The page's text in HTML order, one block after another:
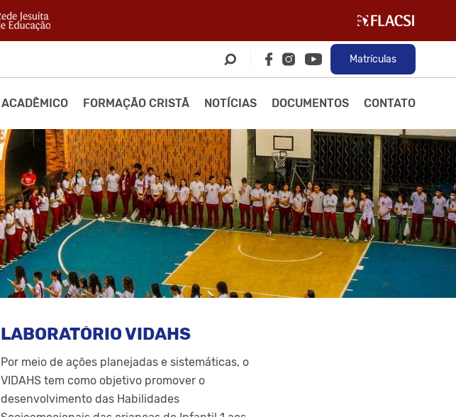
Matrículas
ACADÊMICO FORMAÇÃO CRISTÃ NOTÍCIAS DOCUMENTOS CONTATO
LABORATÓRIO VIDAHS
Por meio de ações planejadas e sistemáticas, o
VIDAHS tem como objetivo promover o
desenvolvimento das Habilidades